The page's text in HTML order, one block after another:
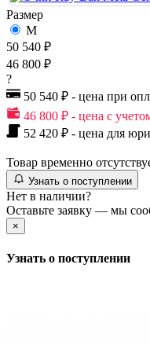
Размер
M
50 540 ₽
46 800 ₽
?
50 540 ₽ - цена при
46 800 ₽ - цена с
52 420 ₽ - цена для
Товар временно
Узнать о поступлении
Нет в наличии?
Оставьте заявку — мы
×
Узнать о поступлении